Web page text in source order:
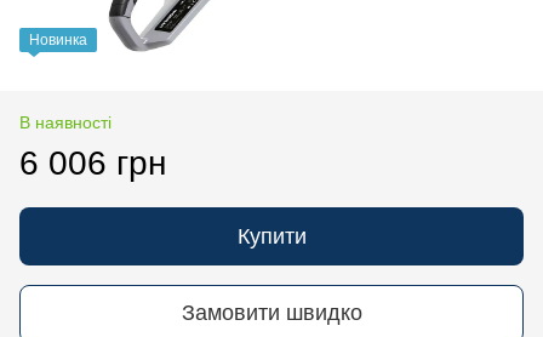
Новинка
В наявності
6 006 грн
Купити
Замовити швидко